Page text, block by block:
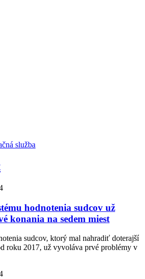
služba
hodnotenia sudcov už
konania na sedem miest
sudcov, ktorý mal nahradiť doterajší
roku 2017, už vyvoláva prvé problémy v